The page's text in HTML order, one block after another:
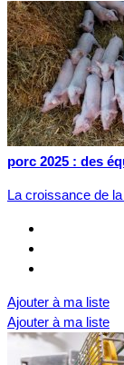
porc 2025 : des
La croissance de
Ajouter à ma liste
Ajouter à ma liste